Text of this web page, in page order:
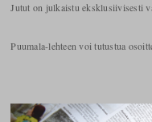
Jutut on julkaistu eksklusiivisesti
Puumala-lehteen voi tutustua